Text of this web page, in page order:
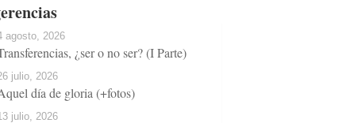
agosto, 2026
¿ser o no ser? (I Parte)
julio, 2026
día de gloria (+fotos)
julio, 2026